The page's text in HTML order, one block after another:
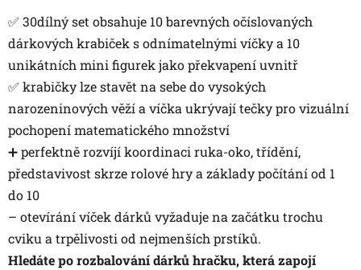
✅ 30dílný set obsahuje 10 barevných očíslovaných
dárkových krabiček s odnímatelnými víčky a 10
unikátních mini figurek jako překvapení uvnitř
✅ krabičky lze stavět na sebe do vysokých
narozeninových věží a víčka ukrývají tečky pro vizuální
pochopení matematického množství
➕ perfektně rozvíjí koordinaci ruka-oko, třídění,
představivost skrze rolové hry a základy počítání od 1
do 10
– otevírání víček dárků vyžaduje na začátku trochu
cviku a trpělivosti od nejmenších prstíků.
Hledáte po rozbalování dárků hračku, která zapojí